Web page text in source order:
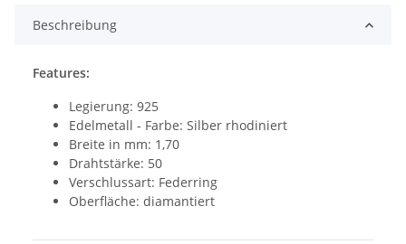
Beschreibung
Features:
Legierung: 925
Edelmetall - Farbe: Silber rhodiniert
Breite in mm: 1,70
Drahtstärke: 50
Verschlussart: Federring
Oberfläche: diamantiert